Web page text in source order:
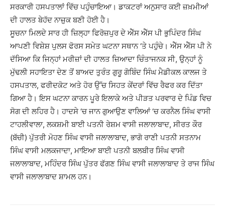
ਸਰਕਾਰੀ ਹਸਪਤਾਲਾਂ ਵਿੱਚ ਪਹੁੰਚਾਇਆ। ਡਾਕਟਰਾਂ ਅਨੁਸਾਰ ਕਈ ਜ਼ਖ਼ਮੀਆਂ
ਦੀ ਹਾਲਤ ਬੇਹੱਦ ਨਾਜ਼ੁਕ ਬਣੀ ਹੋਈ ਹੈ।
ਸੂਚਨਾ ਮਿਲਦੇ ਸਾਰ ਹੀ ਜ਼ਿਲ੍ਹਾ ਫਿਰੋਜ਼ਪੁਰ ਦੇ ਐੱਸ ਐੱਸ ਪੀ ਭੁਪਿੰਦਰ ਸਿੰਘ
ਆਪਣੀ ਵਿਸ਼ੇਸ਼ ਪੁਲਸ ਫੋਰਸ ਸਮੇਤ ਘਟਨਾ ਸਥਾਨ ‘ਤੇ ਪਹੁੰਚੇ। ਐੱਸ ਐੱਸ ਪੀ ਨੇ
ਦੱਸਿਆ ਕਿ ਜਿਨ੍ਹਾਂ ਮਰੀਜ਼ਾਂ ਦੀ ਹਾਲਤ ਜ਼ਿਆਦਾ ਚਿੰਤਾਜਨਕ ਸੀ, ਉਨ੍ਹਾਂ ਨੂੰ
ਮੁੱਢਲੀ ਸਹਾਇਤਾ ਦੇਣ ਤੋਂ ਬਾਅਦ ਤੁਰੰਤ ਗੁਰੂ ਗੋਬਿੰਦ ਸਿੰਘ ਮੈਡੀਕਲ ਕਾਲਜ ਤੇ
ਹਸਪਤਾਲ, ਫਰੀਦਕੋਟ ਅਤੇ ਹੋਰ ਉੱਚ ਸਿਹਤ ਕੇਂਦਰਾਂ ਵਿੱਚ ਰੈਫਰ ਕਰ ਦਿੱਤਾ
ਗਿਆ ਹੈ। ਇਸ ਘਟਨਾ ਕਾਰਨ ਪੂਰੇ ਇਲਾਕੇ ਅਤੇ ਪੀੜਤ ਪਰਵਾਰ ਦੇ ਪਿੰਡ ਵਿਚ
ਸੋਗ ਦੀ ਲਹਿਰ ਹੈ। ਹਾਦਸੇ ‘ਚ ਜਾਨ ਗੁਆਉਣ ਵਾਲਿਆਂ ‘ਚ ਕਰਨੈਲ ਸਿੰਘ ਵਾਸੀ
ਟਾਹਲੀਵਾਲਾ, ਲਕਸ਼ਮੀ ਬਾਈ ਪਤਨੀ ਰੇਸ਼ਮ ਵਾਸੀ ਜਲਾਲਾਬਾਦ, ਸੀਰਤ ਕੌਰ
(ਬੱਚੀ) ਪੁੱਤਰੀ ਮੋਹਣ ਸਿੰਘ ਵਾਸੀ ਜਲਾਲਾਬਾਦ, ਭਾਗੋ ਰਾਣੀ ਪਤਨੀ ਸਤਨਾਮ
ਸਿੰਘ ਵਾਸੀ ਮਲਕਜਾਦਾ, ਮਾਇਆ ਬਾਈ ਪਤਨੀ ਬਲਬੀਰ ਸਿੰਘ ਵਾਸੀ
ਜਲਾਲਾਬਾਦ, ਮਹਿੰਦਰ ਸਿੰਘ ਪੁੱਤਰ ਫੱਗਣ ਸਿੰਘ ਵਾਸੀ ਜਲਾਲਾਬਾਦ ਤੇ ਰਾਜ ਸਿੰਘ
ਵਾਸੀ ਜਲਾਲਾਬਾਦ ਸ਼ਾਮਲ ਹਨ।